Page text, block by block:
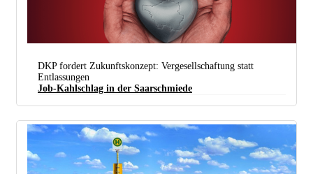
(foto: Ig Metall)
DKP fordert Zukunftskonzept: Vergesellschaftung statt
Entlassungen
Job-Kahlschlag in der Saarschmiede